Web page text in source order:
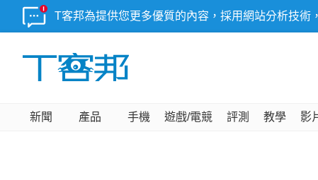
T客邦為提供您更多優質的內容，採用網站分析技
新聞 產品 手機 遊戲/電競 評測 教學 影